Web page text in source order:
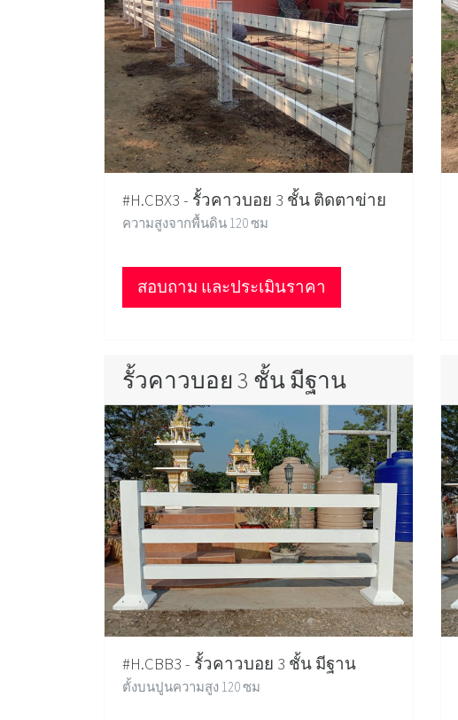
#H.CBX3 - รั้วคาวบอย 3 ชั้น ติดตาข่าย
ความสูงจากพื้นดิน 120 ซม
สอบถาม และประเมินราคา
รั้วคาวบอย 3 ชั้น มีฐาน
#H.CBB3 - รั้วคาวบอย 3 ชั้น มีฐาน
ตั้งบนปูนความสูง 120 ซม